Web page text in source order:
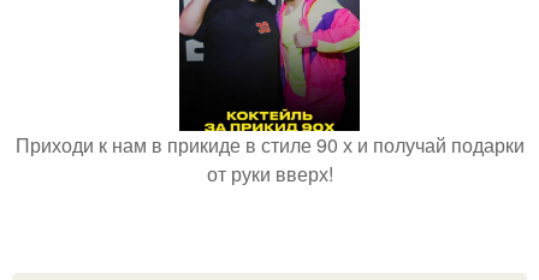
Приходи к нам в прикиде в стиле 90 х и получай подарки
от руки вверх!